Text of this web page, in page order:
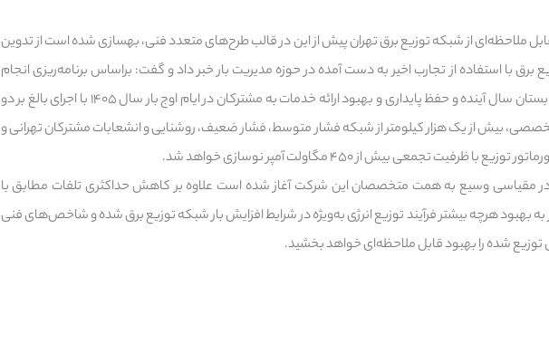
ملاحظه‌ای از شبکه توزیع برق تهران پیش از این در قالب طرح‌های متعدد فنی، بهسازی شده است از تدوین
با استفاده از تجارب اخیر به دست آمده در حوزه مدیریت بار خبر داد و گفت: براساس برنامه‌ریزی انجام
شده به منظور گذر موفق از تابستان سال آینده و حفظ پایداری و بهبود ارائه خدمات به مشترکان در ایام اوج بار سال ۱۴۰۵ با اجرای بالغ بر دو
در ۱۵ سرفصل تخصصی، بیش از یک هزار کیلومتر از شبکه فشار متوسط، فشار ضعیف، روشنایی و انشعابات مشترکان تهرانی و
در مقیاسی وسیع به همت متخصصان این شرکت آغاز شده است علاوه بر کاهش حداکثری تلفات مطابق با
به بهبود هرچه بیشتر فرآیند توزیع انرژی به‌ویژه در شرایط افزایش بار شبکه توزیع برق شده و شاخص‌های فنی
توزیع شده را بهبود قابل ملاحظه‌ای خواهد بخشید.